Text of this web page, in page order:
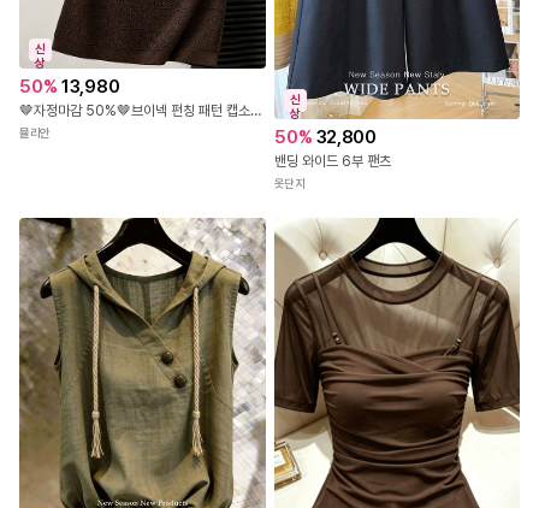
신
상
50% 13,980
🤎자정마감 50%🤎브이넥 펀칭 패턴 캡소매 니트탑
뮬리안
신
상
50% 32,800
밴딩 와이드 6부 팬츠
옷단지